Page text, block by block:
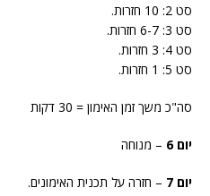
סט 2: 10 חזרות.
סט 3: 6-7 חזרות.
סט 4: 3 חזרות.
סט 5: 1 חזרות.
סה"כ משך זמן האימון = 30 דקות
יום 6 – מנוחה
יום 7 – חזרה על תכנית האימונים.